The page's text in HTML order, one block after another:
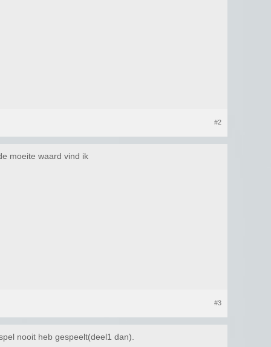
#2
moeite waard vind ik
#3
nooit heb gespeelt(deel1 dan).